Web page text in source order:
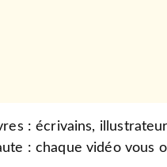
: écrivains,
: chaque vidéo vous